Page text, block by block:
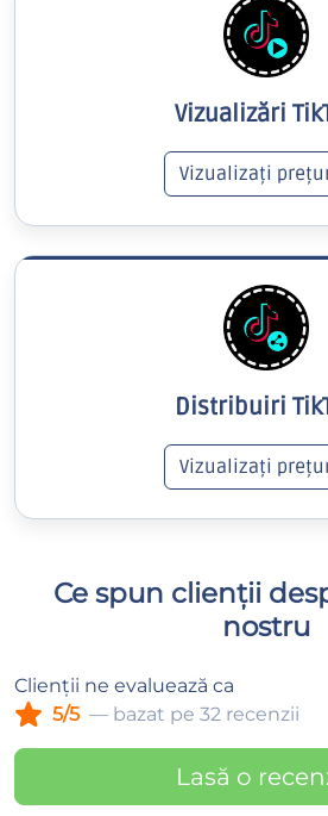
Vizualizări
Vizualizați
Distribuiri
Vizualizați
Ce spun clienții
nostru
Clienții ne evaluează ca
5/5 — bazat pe 32 recenzii
Lasă o